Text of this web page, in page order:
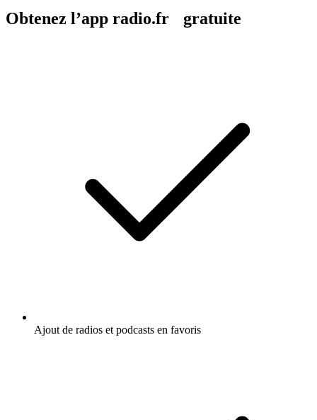
Obtenez l’app radio.fr gratuite
Ajout de radios et podcasts en favoris